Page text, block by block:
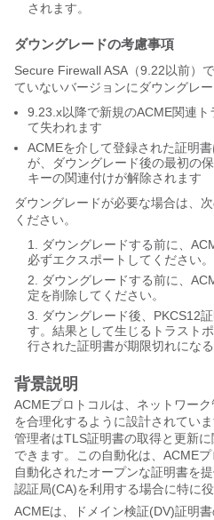
されます。
ダウングレードの考慮事項
Secure Firewall ASA（9.22以前）
ていないバージョンにダウングレー
9.23.x以降で新規のACME関連
て失われます
ACMEを介して登録された証明
が、ダウングレード後の最初の
キーの関連付けが解除されます
ダウングレードが必要な場合は、
ください。
ダウングレードする前に、
必ずエクスポートしてください。
ダウングレードする前に、
定を削除してください。
ダウングレード後、PKCS12
す。結果として生じるトラスト
行された証明書が期限切れになる
背景説明
ACMEプロトコルは、ネットワー
を合理化するように設計されてい
管理者はTLS証明書の取得と更新
できます。この自動化は、ACME
自動化されたオープンな証明書を
認証局(CA)を利用する場合に特に役
ACMEは、ドメイン検証(DV)証明